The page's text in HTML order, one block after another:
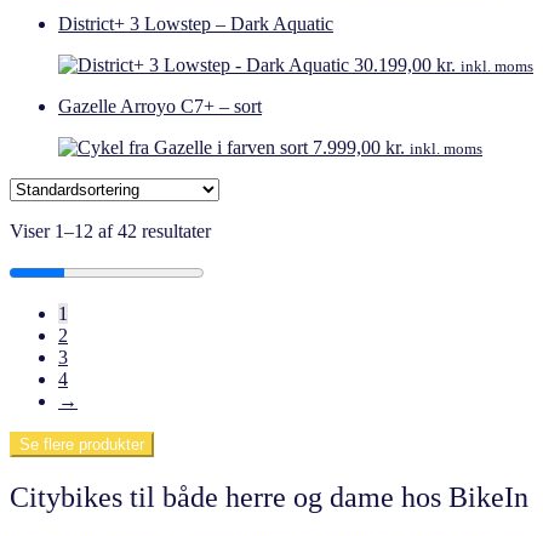
District+ 3 Lowstep – Dark Aquatic
30.199,00 kr. inkl. moms
Gazelle Arroyo C7+ – sort
7.999,00 kr. inkl. moms
Viser 1–12 af 42 resultater
1
2
3
4
→
Se flere produkter
Citybikes til både herre og dame hos BikeIn